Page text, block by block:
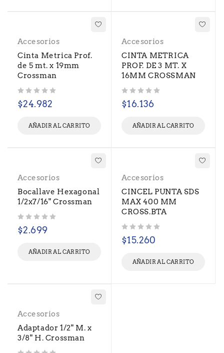
Accesorios
Cinta Metrica Prof.
de 5 mt. x 19mm
Crossman
$24.982
AÑADIR AL CARRITO
Accesorios
CINTA METRICA
PROF. DE 3 MT. X
16MM CROSSMAN
$16.136
AÑADIR AL CARRITO
Accesorios
Bocallave Hexagonal
1/2x7/16" Crossman
$2.699
AÑADIR AL CARRITO
Accesorios
CINCEL PUNTA SDS
MAX 400 MM
CROSS.BTA
$15.260
AÑADIR AL CARRITO
Accesorios
Adaptador 1/2" M. x
3/8" H. Crossman